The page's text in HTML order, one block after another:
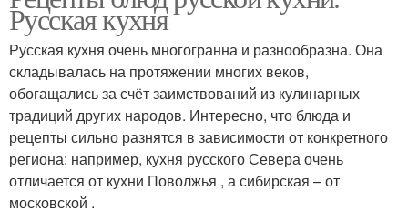
Русская кухня
Русская кухня очень многогранна и разнообразна. Она
складывалась на протяжении многих веков,
обогащались за счёт заимствований из кулинарных
традиций других народов. Интересно, что блюда и
рецепты сильно разнятся в зависимости от конкретного
региона: например, кухня русского Севера очень
отличается от кухни Поволжья , а сибирская – от
московской .